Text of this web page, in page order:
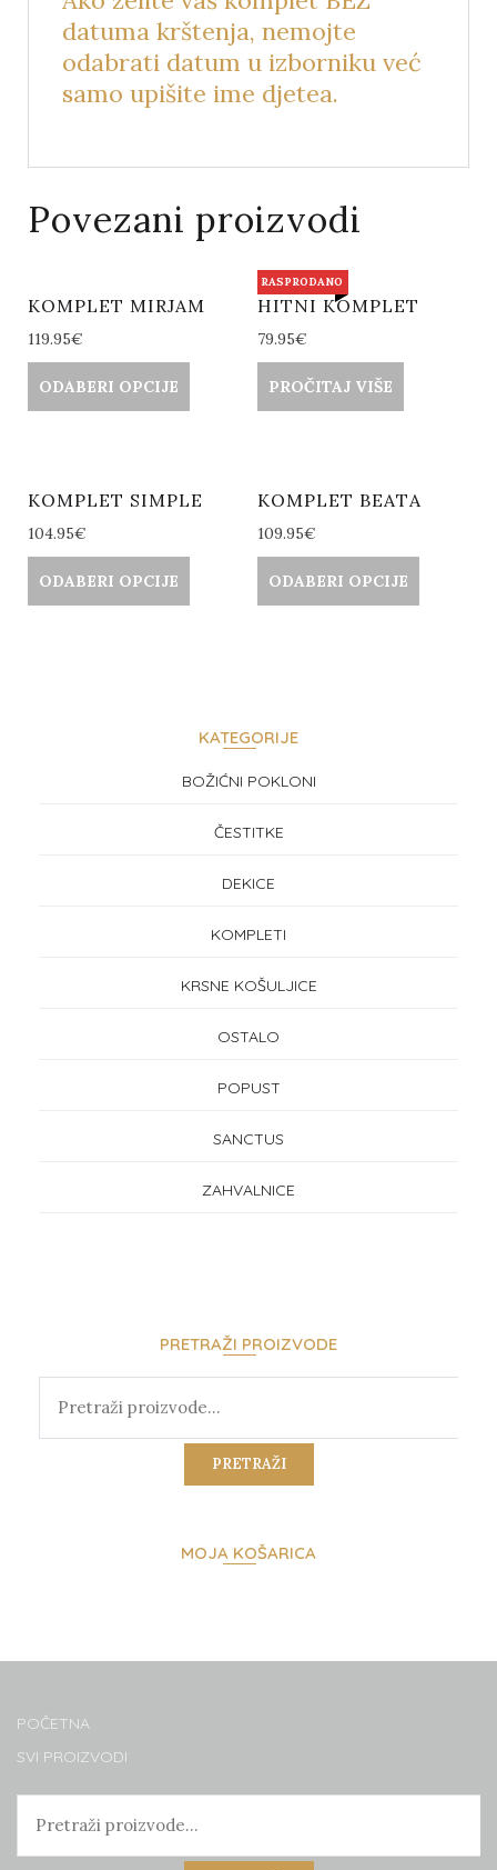
datuma krštenja, nemojte
odabrati datum u izborniku već
samo upišite ime djetea.
Povezani proizvodi
KOMPLET MIRJAM
119.95€
ODABERI OPCIJE
RASPRODANO
HITNI KOMPLET
79.95€
PROČITAJ VIŠE
KOMPLET SIMPLE
104.95€
ODABERI OPCIJE
KOMPLET BEATA
109.95€
ODABERI OPCIJE
KATEGORIJE
BOŽIĆNI POKLONI
ČESTITKE
DEKICE
KOMPLETI
KRSNE KOŠULJICE
OSTALO
POPUST
SANCTUS
ZAHVALNICE
PRETRAŽI PROIZVODE
PRETRAŽI
MOJA KOŠARICA
POČETNA
SVI PROIZVODI